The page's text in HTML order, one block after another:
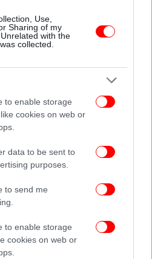
Use,
Sharing of my
with the
collected.
to enable storage
cookies on web or
data to be sent to
purposes.
to send me
to enable storage
cookies on web or
Σαρλίν μαγνήτισε
φόρεμα
comeback της